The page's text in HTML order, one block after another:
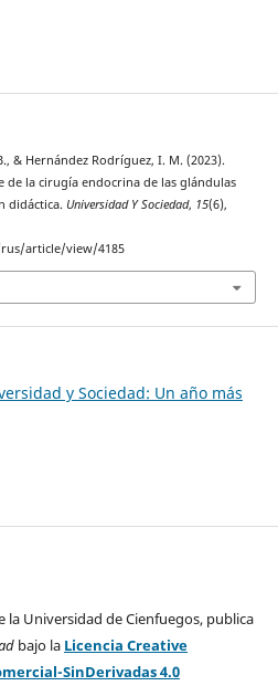
& Hernández Rodríguez, I. M. (2023).
de la cirugía endocrina de las glándulas
didáctica. Universidad Y Sociedad, 15(6),
article/view/4185
y Sociedad: Un año más
Universidad de Cienfuegos, publica
bajo la Licencia Creative
SinDerivadas 4.0